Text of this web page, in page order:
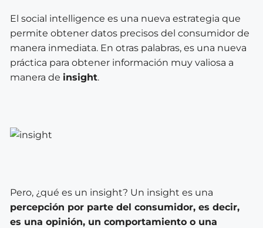
El social intelligence es una nueva estrategia que
permite obtener datos precisos del consumidor de
manera inmediata. En otras palabras, es una nueva
práctica para obtener información muy valiosa a
manera de insight.
Pero, ¿qué es un insight? Un insight es una
percepción por parte del consumidor, es decir,
es una opinión, un comportamiento o una